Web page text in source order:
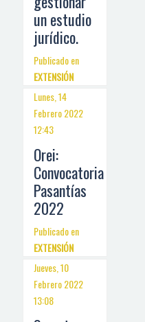
un estudio
jurídico.
Publicado en
EXTENSIÓN
Lunes, 14
Febrero 2022
12:43
Orei:
Convocatoria
Pasantías
2022
Publicado en
EXTENSIÓN
Jueves, 10
Febrero 2022
13:08